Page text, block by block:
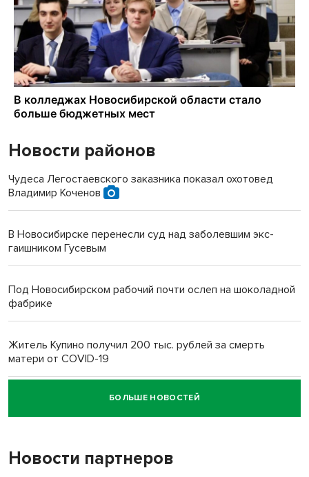
Новости районов
Чудеса Легостаевского заказника показал охотовед
Владимир Коченов
В Новосибирске перенесли суд над заболевшим экс-
гаишником Гусевым
Под Новосибирском рабочий почти ослеп на шоколадной
фабрике
Житель Купино получил 200 тыс. рублей за смерть
матери от COVID-19
Новосибирский суд наказал водителя за смерть
пенсионерки на вокзале
«Мы живём на пастбище!»: в новосибирском селе лошади
терроризируют жителей
БОЛЬШЕ НОВОСТЕЙ
Новости партнеров